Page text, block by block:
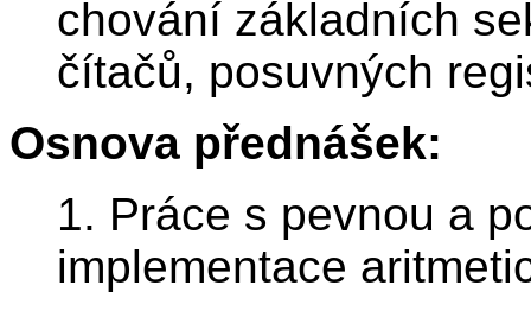
chování základních
čítačů, posuvných
Osnova přednášek:
1. Práce s pevnou a
implementace